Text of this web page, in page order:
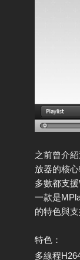
之前曾介
放器的核
多數都支
一款是
的特色與支
特色：
多線程